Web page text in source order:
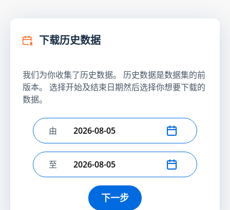
下载历史数据
我们为你收集了历史数据。 历史数据是数据集的前
版本。 选择开始及结束日期然后选择你想要下载的
数据。
选择开始日期
由
选择结束日期
至
下一步